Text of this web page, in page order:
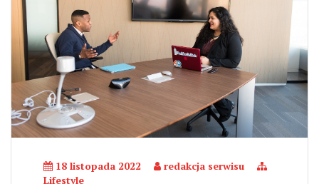
18 listopada 2022
redakcja serwisu
Lifestyle